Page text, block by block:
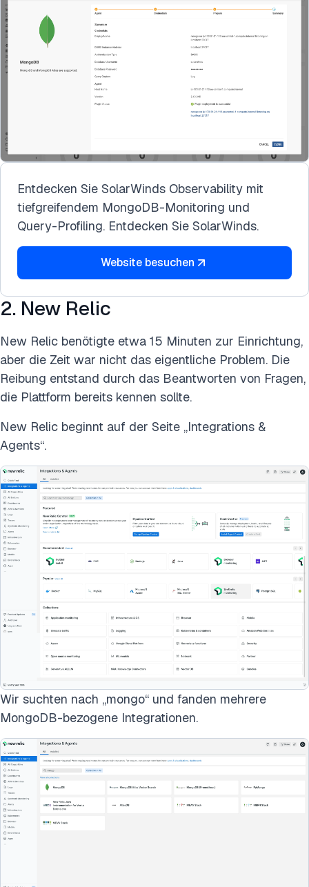
Entdecken Sie SolarWinds Observability mit
tiefgreifendem MongoDB-Monitoring und
Query-Profiling. Entdecken Sie SolarWinds.
Website besuchen
2. New Relic
New Relic benötigte etwa 15 Minuten zur Einrichtung,
aber die Zeit war nicht das eigentliche Problem. Die
Reibung entstand durch das Beantworten von Fragen,
die Plattform bereits kennen sollte.
New Relic beginnt auf der Seite „Integrations &
Agents“.
Wir suchten nach „mongo“ und fanden mehrere
MongoDB-bezogene Integrationen.